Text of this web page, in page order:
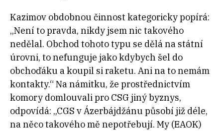
Kazimov obdobnou činnost kategoricky popírá:
„Není to pravda, nikdy jsem nic takového
nedělal. Obchod tohoto typu se dělá na státní
úrovni, to nefunguje jako kdybych šel do
obchoďáku a koupil si raketu. Ani na to nemám
kontakty.“ Na námitku, že prostřednictvím
komory domlouvali pro CSG jiný byznys,
odpovídá: „CGS v Ázerbájdžánu působí již déle,
na něco takového mě nepotřebují. My (EAOK)